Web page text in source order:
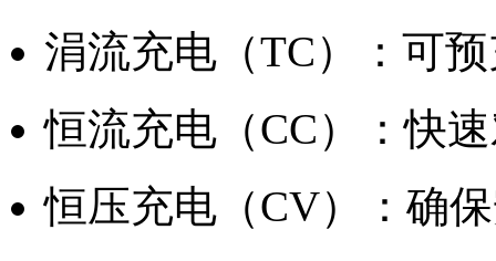
涓流充电（TC）：可
恒流充电（CC）：快
恒压充电（CV）：确